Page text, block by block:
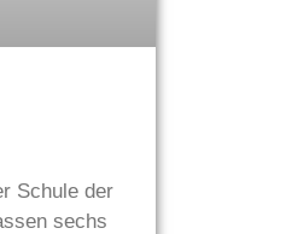
Schule der
sechs